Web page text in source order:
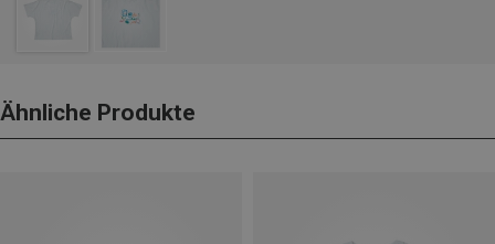
Ähnliche Produkte